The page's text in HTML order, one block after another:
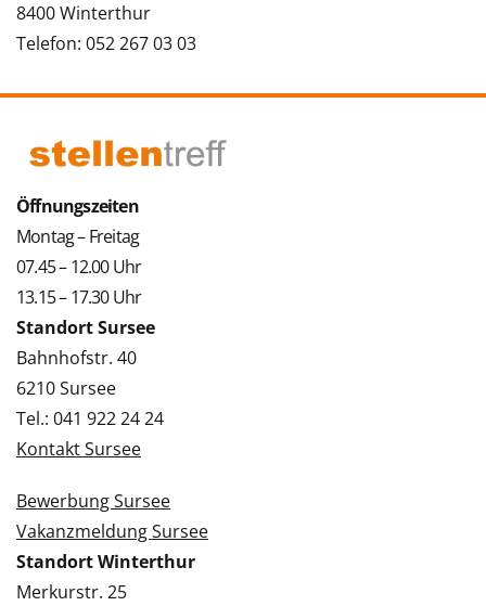
8400 Winterthur
Telefon: 052 267 03 03
Öffnungszeiten
Montag – Freitag
07.45 – 12.00 Uhr
13.15 – 17.30 Uhr
Standort Sursee
Bahnhofstr. 40
6210 Sursee
Tel.: 041 922 24 24
Kontakt Sursee
Bewerbung Sursee
Vakanzmeldung Sursee
Standort Winterthur
Merkurstr. 25